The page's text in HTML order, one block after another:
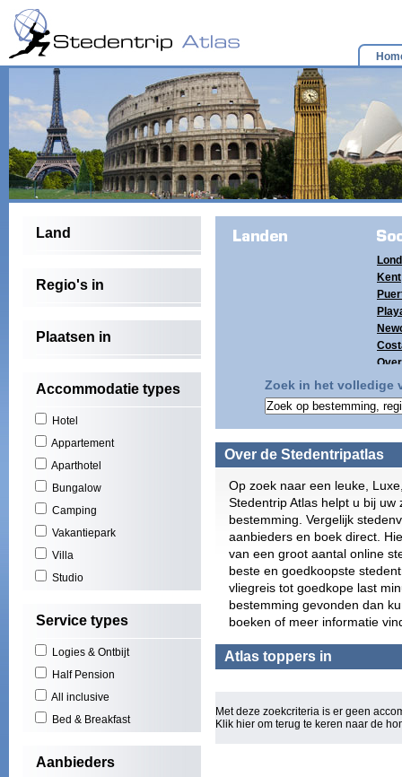
Land
Regio's in
Plaatsen in
Accommodatie types
Hotel
Appartement
Aparthotel
Bungalow
Camping
Vakantiepark
Villa
Studio
Service types
Logies & Ontbijt
Half Pension
All inclusive
Bed & Breakfast
Aanbieders
Kent
Zuid
El
Zoek in het volledige
Over de Stedentripatlas
Op zoek naar een leuke,
Stedentrip Atlas helpt u bij
bestemming. Vergelijk
aanbieders en boek direct.
van een groot aantal online
beste en goedkoopste
vliegreis tot goedkope last
bestemming gevonden dan
boeken of meer informatie
Atlas toppers in
Met deze zoekcriteria is er geen
Klik hier om terug te keren naar de